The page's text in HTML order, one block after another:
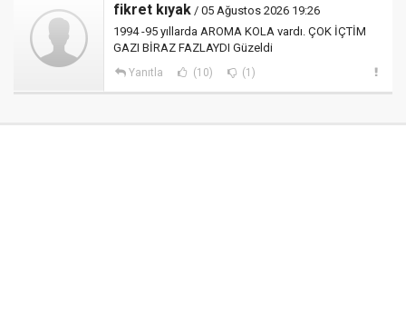
fikret kıyak / 05 Ağustos 2026 19:26
1994 -95 yıllarda AROMA KOLA vardı. ÇOK İÇTİM
GAZI BİRAZ FAZLAYDI Güzeldi
Yanıtla (10) (1)